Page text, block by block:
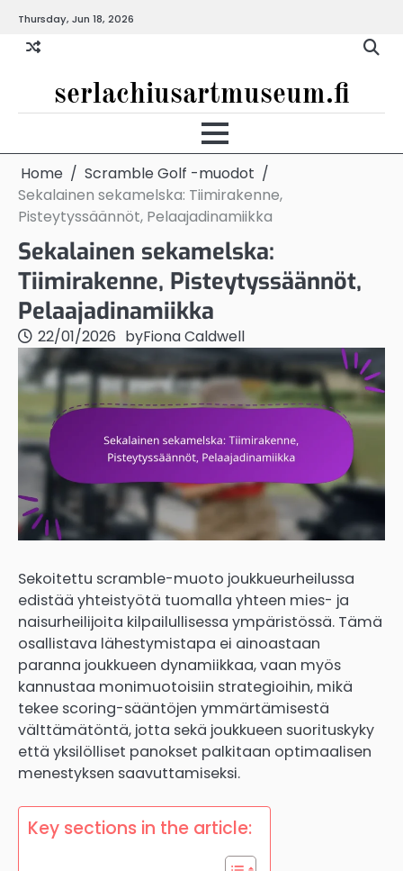
content
Thursday, Jun 18, 2026
serlachiusartmuseum.fi
Home
Scramble Golf -muodot
Sekalainen sekamelska: Tiimirakenne,
Pisteytyssäännöt, Pelaajadinamiikka
Sekalainen sekamelska:
Tiimirakenne, Pisteytyssäännöt,
Pelaajadinamiikka
22/01/2026 byFiona Caldwell
Sekoitettu scramble-muoto joukkueurheilussa
edistää yhteistyötä tuomalla yhteen mies- ja
naisurheilijoita kilpailullisessa ympäristössä. Tämä
osallistava lähestymistapa ei ainoastaan
paranna joukkueen dynamiikkaa, vaan myös
kannustaa monimuotoisiin strategioihin, mikä
tekee scoring-sääntöjen ymmärtämisestä
välttämätöntä, jotta sekä joukkueen suorituskyky
että yksilölliset panokset palkitaan optimaalisen
menestyksen saavuttamiseksi.
Key sections in the article: